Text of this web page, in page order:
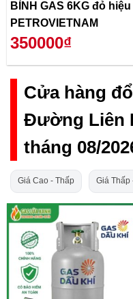
BÌNH GAS 6KG đỏ hiệu
PETROVIETNAM
350000₫
Cửa hàng
Đường Liên
tháng 08/
Giá Cao - Thấp Giá Thấp